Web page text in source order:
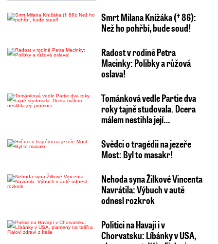
Smrt Milana Knížáka († 86):
Než ho pohřbí, bude soud!
Radost v rodině Petra
Macinky: Polibky a růžová
oslava!
Tománková vedle Partie dva
roky tajně studovala. Dcera
málem nestihla její…
Svědci o tragédii na jezeře
Most: Byl to masakr!
Nehoda syna Žilkové Vincenta
Navrátila: Výbuch v autě
odnesl rozkrok
Politici na Havaji i v
Chorvatsku: Líbánky v USA,